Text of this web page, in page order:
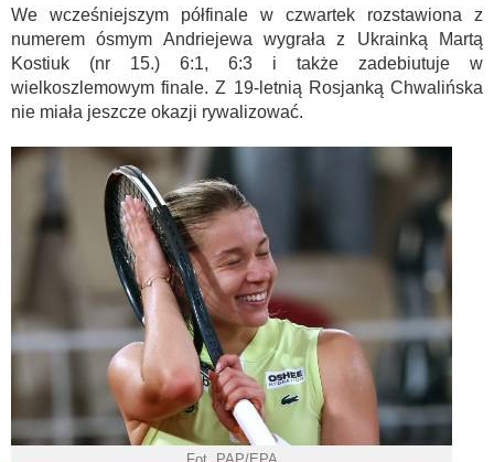
We wcześniejszym półfinale w czwartek rozstawiona z
numerem ósmym Andriejewa wygrała z Ukrainką Martą
Kostiuk (nr 15.) 6:1, 6:3 i także zadebiutuje w
wielkoszlemowym finale. Z 19-letnią Rosjanką Chwalińska
nie miała jeszcze okazji rywalizować.